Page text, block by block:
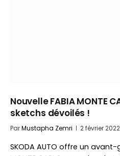
Nouvelle FABIA MONTE
sketchs dévoilés !
ParMustapha Zemri 2 février 2022
SKODA AUTO offre un avant-